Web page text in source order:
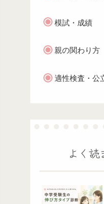
模試・成績
親の関わり方
適性検査・公
よく読